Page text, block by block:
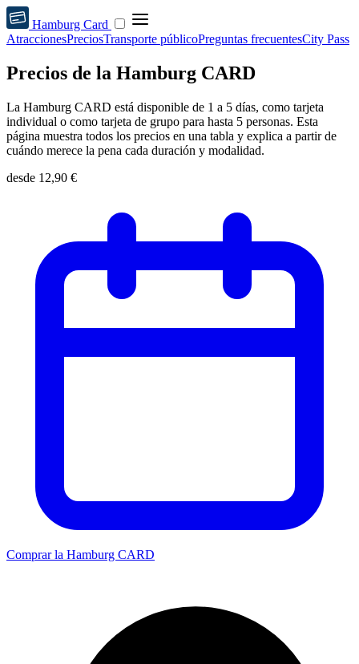
Hamburg Card
AtraccionesPreciosTransporte públicoPreguntas frecuentesCity Pass
Precios de la Hamburg CARD
La Hamburg CARD está disponible de 1 a 5 días, como tarjeta
individual o como tarjeta de grupo para hasta 5 personas. Esta
página muestra todos los precios en una tabla y explica a partir de
cuándo merece la pena cada duración y modalidad.
desde 12,90 €
Comprar la Hamburg CARD